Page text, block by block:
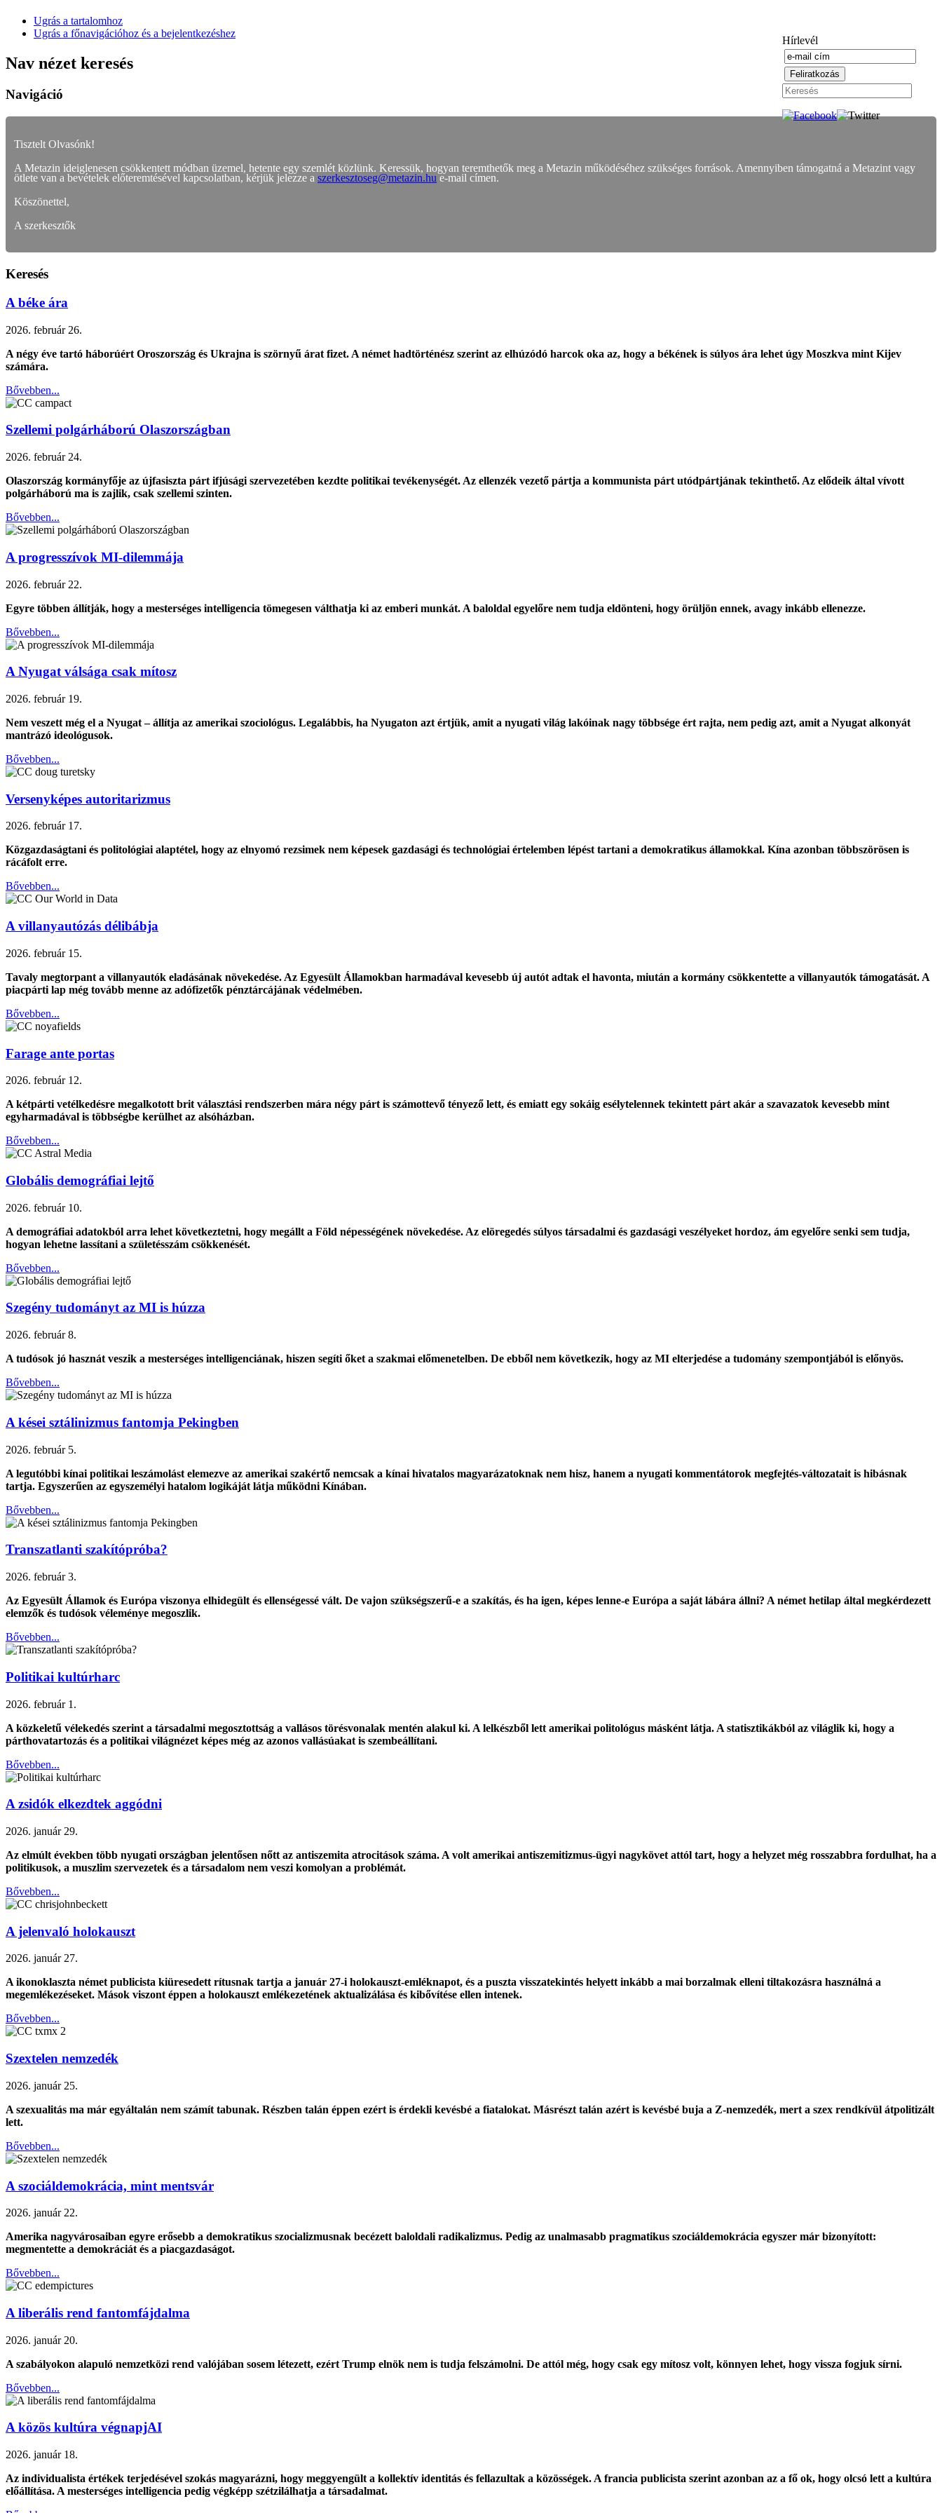
Hírlevél
Ugrás a tartalomhoz
Ugrás a főnavigációhoz és a bejelentkezéshez
Nav nézet keresés
Navigáció
Tisztelt Olvasónk!
A Metazin ideiglenesen csökkentett módban üzemel, hetente egy szemlét közlünk. Keressük, hogyan teremthetők meg a Metazin működéséhez szükséges források. Amennyiben támogatná a Metazint vagy
ötlete van a bevételek előteremtésével kapcsolatban, kérjük jelezze a szerkesztoseg@metazin.hue-mail címen.
Köszönettel,
A szerkesztők
Keresés
A béke ára
2026. február 26.
A négy éve tartó háborúért Oroszország és Ukrajna is szörnyű árat fizet. A német hadtörténész szerint az elhúzódó harcok oka az, hogy a békének is súlyos ára lehet úgy Moszkva mint Kijev
számára.
Bővebben...
Szellemi polgárháború Olaszországban
2026. február 24.
Olaszország kormányfője az újfasiszta párt ifjúsági szervezetében kezdte politikai tevékenységét. Az ellenzék vezető pártja a kommunista párt utódpártjának tekinthető. Az elődeik által vívott
polgárháború ma is zajlik, csak szellemi szinten.
Bővebben...
A progresszívok MI-dilemmája
2026. február 22.
Egyre többen állítják, hogy a mesterséges intelligencia tömegesen válthatja ki az emberi munkát. A baloldal egyelőre nem tudja eldönteni, hogy örüljön ennek, avagy inkább ellenezze.
Bővebben...
A Nyugat válsága csak mítosz
2026. február 19.
Nem veszett még el a Nyugat – állítja az amerikai szociológus. Legalábbis, ha Nyugaton azt értjük, amit a nyugati világ lakóinak nagy többsége ért rajta, nem pedig azt, amit a Nyugat alkonyát
mantrázó ideológusok.
Bővebben...
Versenyképes autoritarizmus
2026. február 17.
Közgazdaságtani és politológiai alaptétel, hogy az elnyomó rezsimek nem képesek gazdasági és technológiai értelemben lépést tartani a demokratikus államokkal. Kína azonban többszörösen is
rácáfolt erre.
Bővebben...
A villanyautózás délibábja
2026. február 15.
Tavaly megtorpant a villanyautók eladásának növekedése. Az Egyesült Államokban harmadával kevesebb új autót adtak el havonta, miután a kormány csökkentette a villanyautók támogatását. A
piacpárti lap még tovább menne az adófizetők pénztárcájának védelmében.
Bővebben...
Farage ante portas
2026. február 12.
A kétpárti vetélkedésre megalkotott brit választási rendszerben mára négy párt is számottevő tényező lett, és emiatt egy sokáig esélytelennek tekintett párt akár a szavazatok kevesebb mint
egyharmadával is többségbe kerülhet az alsóházban.
Bővebben...
Globális demográfiai lejtő
2026. február 10.
A demográfiai adatokból arra lehet következtetni, hogy megállt a Föld népességének növekedése. Az elöregedés súlyos társadalmi és gazdasági veszélyeket hordoz, ám egyelőre senki sem tudja,
hogyan lehetne lassítani a születésszám csökkenését.
Bővebben...
Szegény tudományt az MI is húzza
2026. február 8.
A tudósok jó hasznát veszik a mesterséges intelligenciának, hiszen segíti őket a szakmai előmenetelben. De ebből nem következik, hogy az MI elterjedése a tudomány szempontjából is előnyös.
Bővebben...
A kései sztálinizmus fantomja Pekingben
2026. február 5.
A legutóbbi kínai politikai leszámolást elemezve az amerikai szakértő nemcsak a kínai hivatalos magyarázatoknak nem hisz, hanem a nyugati kommentátorok megfejtés-változatait is hibásnak
tartja. Egyszerűen az egyszemélyi hatalom logikáját látja működni Kínában.
Bővebben...
Transzatlanti szakítópróba?
2026. február 3.
Az Egyesült Államok és Európa viszonya elhidegült és ellenségessé vált. De vajon szükségszerű-e a szakítás, és ha igen, képes lenne-e Európa a saját lábára állni? A német hetilap által megkérdezett
elemzők és tudósok véleménye megoszlik.
Bővebben...
Politikai kultúrharc
2026. február 1.
A közkeletű vélekedés szerint a társadalmi megosztottság a vallásos törésvonalak mentén alakul ki. A lelkészből lett amerikai politológus másként látja. A statisztikákból az világlik ki, hogy a
párthovatartozás és a politikai világnézet képes még az azonos vallásúakat is szembeállítani.
Bővebben...
A zsidók elkezdtek aggódni
2026. január 29.
Az elmúlt években több nyugati országban jelentősen nőtt az antiszemita atrocitások száma. A volt amerikai antiszemitizmus-ügyi nagykövet attól tart, hogy a helyzet még rosszabbra fordulhat, ha a
politikusok, a muszlim szervezetek és a társadalom nem veszi komolyan a problémát.
Bővebben...
A jelenvaló holokauszt
2026. január 27.
A ikonoklaszta német publicista kiüresedett rítusnak tartja a január 27-i holokauszt-emléknapot, és a puszta visszatekintés helyett inkább a mai borzalmak elleni tiltakozásra használná a
megemlékezéseket. Mások viszont éppen a holokauszt emlékezetének aktualizálása és kibővítése ellen intenek.
Bővebben...
Szextelen nemzedék
2026. január 25.
A szexualitás ma már egyáltalán nem számít tabunak. Részben talán éppen ezért is érdekli kevésbé a fiatalokat. Másrészt talán azért is kevésbé buja a Z-nemzedék, mert a szex rendkívül átpolitizált
lett.
Bővebben...
A szociáldemokrácia, mint mentsvár
2026. január 22.
Amerika nagyvárosaiban egyre erősebb a demokratikus szocializmusnak becézett baloldali radikalizmus. Pedig az unalmasabb pragmatikus szociáldemokrácia egyszer már bizonyított:
megmentette a demokráciát és a piacgazdaságot.
Bővebben...
A liberális rend fantomfájdalma
2026. január 20.
A szabályokon alapuló nemzetközi rend valójában sosem létezett, ezért Trump elnök nem is tudja felszámolni. De attól még, hogy csak egy mítosz volt, könnyen lehet, hogy vissza fogjuk sírni.
Bővebben...
A közös kultúra végnapjAI
2026. január 18.
Az individualista értékek terjedésével szokás magyarázni, hogy meggyengült a kollektív identitás és fellazultak a közösségek. A francia publicista szerint azonban az a fő ok, hogy olcsó lett a kultúra
előállítása. A mesterséges intelligencia pedig végképp szétzilálhatja a társadalmat.